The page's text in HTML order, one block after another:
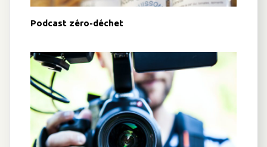
Podcast zéro-déchet